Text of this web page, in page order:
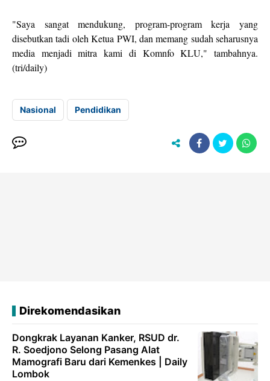
"Saya sangat mendukung, program-program kerja yang
disebutkan tadi oleh Ketua PWI, dan memang sudah seharusnya
media menjadi mitra kami di Komnfo KLU," tambahnya.
(tri/daily)
Nasional Pendidikan
Direkomendasikan
Dongkrak Layanan Kanker, RSUD dr.
R. Soedjono Selong Pasang Alat
Mamografi Baru dari Kemenkes | Daily
Lombok